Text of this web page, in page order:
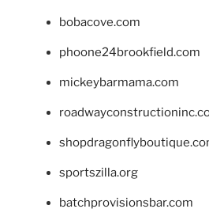
bobacove.com
phoone24brookfield.com
mickeybarmama.com
sportszilla.org
batchprovisionsbar.com